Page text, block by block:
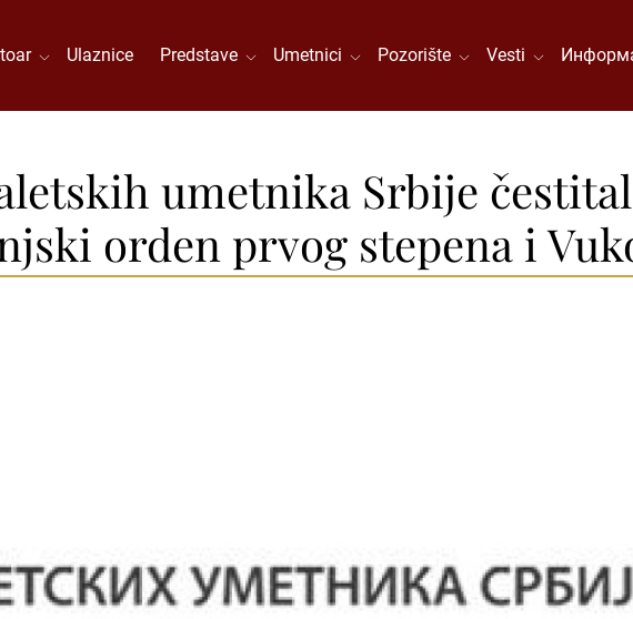
Ulaznice Predstave Umetnici Pozorište Vesti
umetnika Srbije
orden prvog stepena i